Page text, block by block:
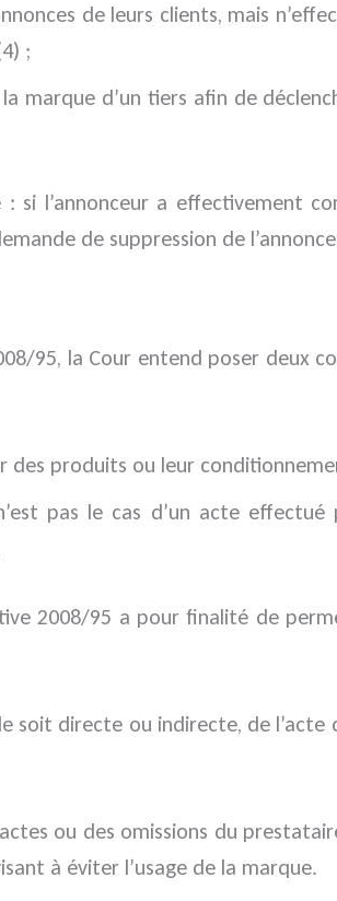
de leurs clients, mais
;
d’un tiers afin de
l’annonceur a effectivement
de suppression de
95, la Cour entend poser deux
produits ou leur
pas le cas d’un acte
2008/95 a pour finalité de
directe ou indirecte, de l’acte
ou des omissions du
à éviter l’usage de la marque.